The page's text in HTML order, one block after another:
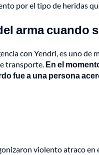
por el tipo de heridas
arma cuando
con Yendri, es uno
transporte. En el
fue a una persona
violento atraco en